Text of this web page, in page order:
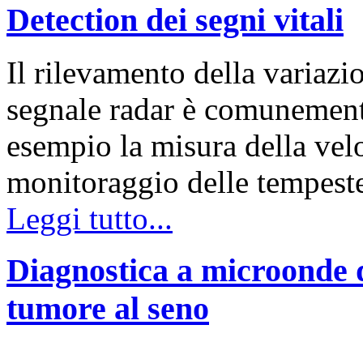
Detection dei segni vitali
Il rilevamento della
segnale radar è
esempio la misura della
monitoraggio delle
Leggi tutto...
Diagnostica a microonde
tumore al seno